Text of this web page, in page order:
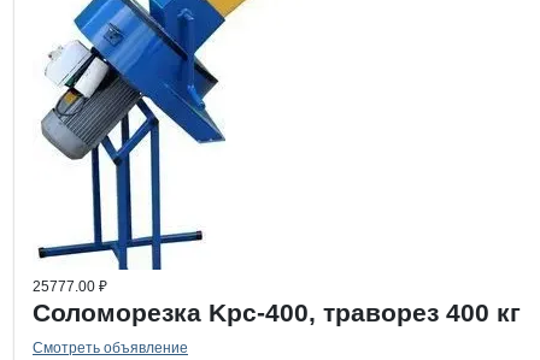
25777.00 ₽
Соломорезка Kpc-400, траворез 400 кг
Смотреть объявление